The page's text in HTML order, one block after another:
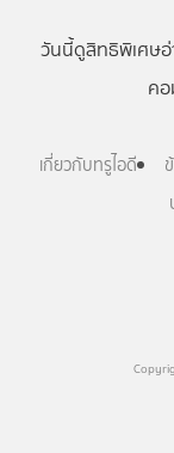
วันนี้ดูสิทธิพิเศษ
ค
เกี่ยวกับทรูไอดี